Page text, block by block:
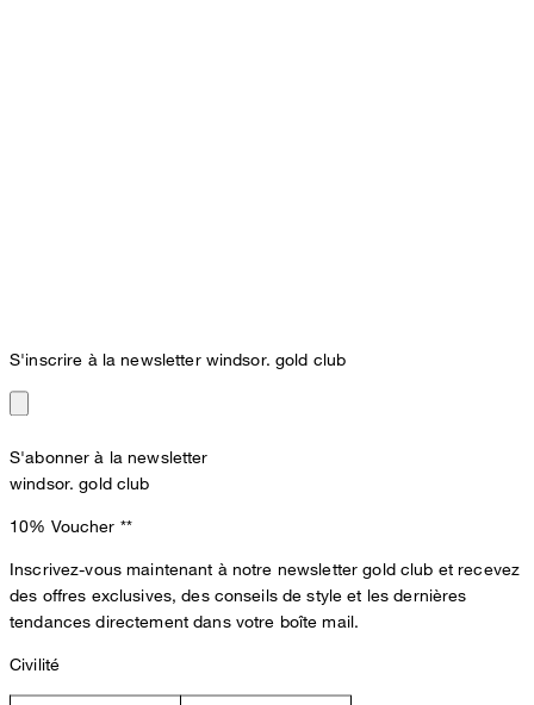
S'inscrire à la newsletter windsor. gold club
S'abonner à la newsletter
windsor. gold club
10% Voucher **
Inscrivez-vous maintenant à notre newsletter gold club et recevez
des offres exclusives, des conseils de style et les dernières
tendances directement dans votre boîte mail.
Civilité